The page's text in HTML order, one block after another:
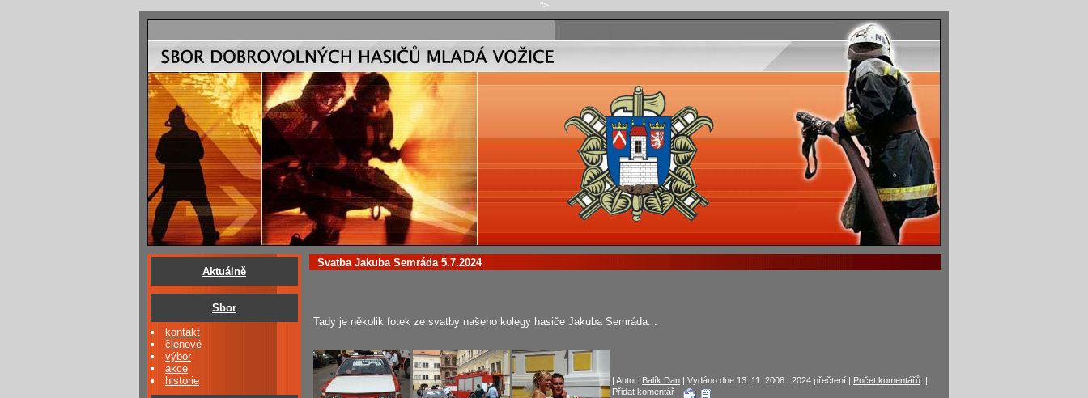
">
Aktuálně
Sbor
kontakt
členové
výbor
akce
historie
Svatba Jakuba Semráda 5.7.2024
Tady je několik fotek ze svatby našeho kolegy hasiče Jakuba Semráda...
| Autor: Balík Dan | Vydáno dne 13. 11. 2008 | 2024 přečtení | Počet komentářů: |
Přidat komentář |